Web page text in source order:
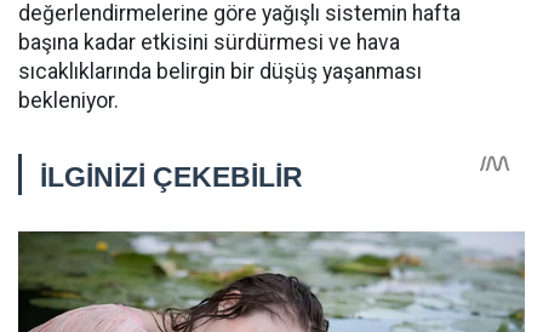
değerlendirmelerine göre yağışlı sistemin hafta
başına kadar etkisini sürdürmesi ve hava
sıcaklıklarında belirgin bir düşüş yaşanması
bekleniyor.